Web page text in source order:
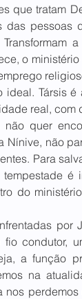
que tratam
das pessoas
o
ideal. Társis é
real, com
quer
não
Para
é
do
por
condutor,
a função
na
perdemos